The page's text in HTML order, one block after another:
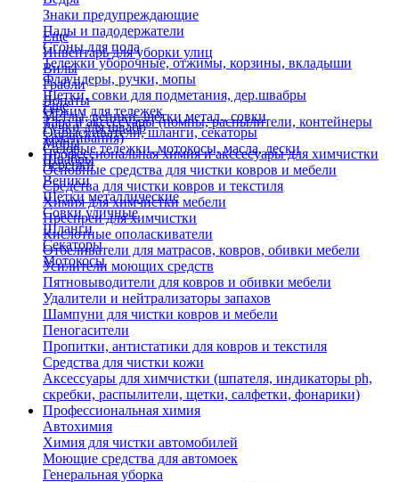
Знаки предупреждающие
Пады и падодержатели
Сгоны для пола
Тележки уборочные, отжимы, корзины, вкладыши
Флаундеры, ручки, мопы
Щетки, совки для подметания, дер.швабры
Отжим для тележек
Ручки для швабр
Мопы
Швабры
Еще
Инвентарь для уборки улиц
Вилы
Грабли
Лопаты
Метлы, веники, щетки метал., совки
Опрыскиватели, шланги, секаторы
Садовые тележки, мотокосы, масла, лески
Черенки
Веники
Щетки металлические
Совки уличные
Шланги
Секаторы
Мотокосы
Еще
Тара и аксессуары (помпы, распылители, контейнеры
замачивания)
Профессиональная химия и акссесуары для химчистки
Основные средства для чистки ковров и мебели
Средства для чистки ковров и текстиля
Химия для химчистки мебели
Преспреи для химчистки
Кислотные ополаскиватели
Отбеливатели для матрасов, ковров, обивки мебели
Усилители моющих средств
Пятновыводители для ковров и обивки мебели
Удалители и нейтрализаторы запахов
Шампуни для чистки ковров и мебели
Пеногасители
Пропитки, антистатики для ковров и текстиля
Средства для чистки кожи
Аксессуары для химчистки (шпателя, индикаторы ph,
скребки, распылители, щетки, салфетки, фонарики)
Профессиональная химия
Автохимия
Химия для чистки автомобилей
Моющие средства для автомоек
Генеральная уборка